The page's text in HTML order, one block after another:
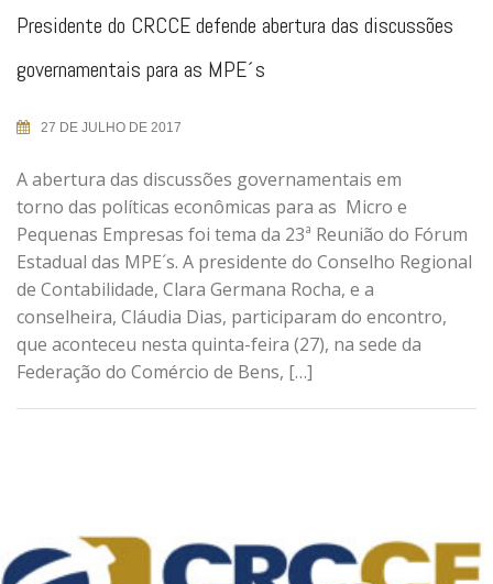
Presidente do CRCCE defende abertura das discussões
governamentais para as MPE´s
27 DE JULHO DE 2017
A abertura das discussões governamentais em
torno das políticas econômicas para as Micro e
Pequenas Empresas foi tema da 23ª Reunião do Fórum
Estadual das MPE´s. A presidente do Conselho Regional
de Contabilidade, Clara Germana Rocha, e a
conselheira, Cláudia Dias, participaram do encontro,
que aconteceu nesta quinta-feira (27), na sede da
Federação do Comércio de Bens, […]